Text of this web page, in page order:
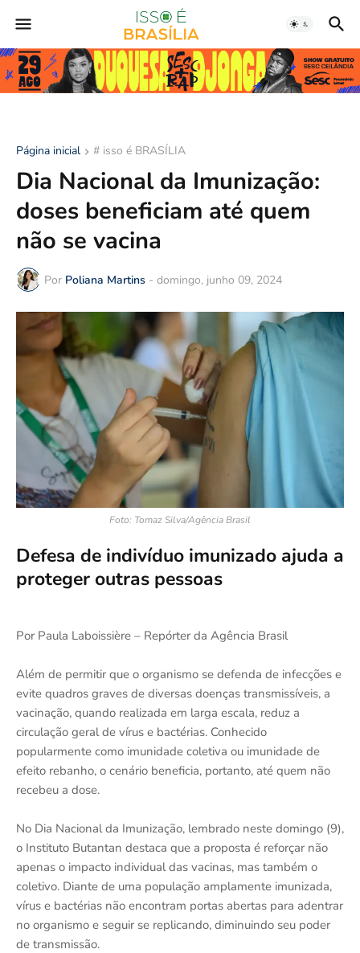
Página inicial # isso é BRASÍLIA
Dia Nacional da Imunização:
doses beneficiam até quem
não se vacina
Por Poliana Martins - domingo, junho 09, 2024
Foto: Tomaz Silva/Agência Brasil
Defesa de indivíduo imunizado ajuda a
proteger outras pessoas
Por Paula Laboissière – Repórter da Agência Brasil
Além de permitir que o organismo se defenda de infecções e
evite quadros graves de diversas doenças transmissíveis, a
vacinação, quando realizada em larga escala, reduz a
circulação geral de vírus e bactérias. Conhecido
popularmente como imunidade coletiva ou imunidade de
efeito rebanho, o cenário beneficia, portanto, até quem não
recebeu a dose.
No Dia Nacional da Imunização, lembrado neste domingo (9),
o Instituto Butantan destaca que a proposta é reforçar não
apenas o impacto individual das vacinas, mas também o
coletivo. Diante de uma população amplamente imunizada,
vírus e bactérias não encontram portas abertas para adentrar
no organismo e seguir se replicando, diminuindo seu poder
de transmissão.